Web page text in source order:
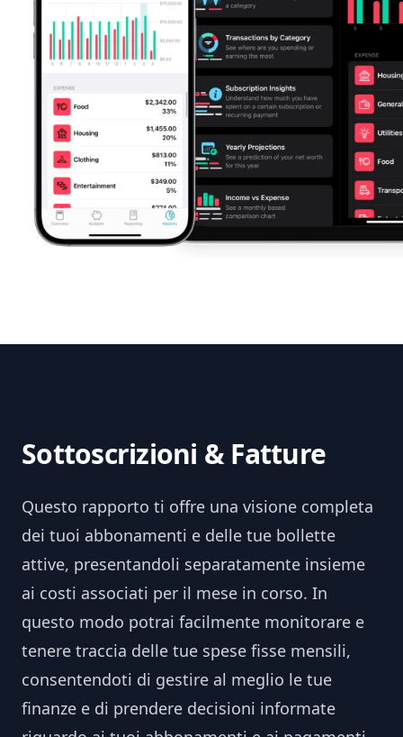
Sottoscrizioni & Fatture
Questo rapporto ti offre una visione completa
dei tuoi abbonamenti e delle tue bollette
attive, presentandoli separatamente insieme
ai costi associati per il mese in corso. In
questo modo potrai facilmente monitorare e
tenere traccia delle tue spese fisse mensili,
consentendoti di gestire al meglio le tue
finanze e di prendere decisioni informate